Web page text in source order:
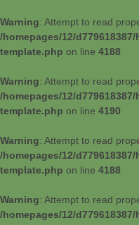
Warning: Attempt to read
/homepages/12/
template.php on line 4188
Warning: Attempt to read
/homepages/12/
template.php on line 4190
Warning: Attempt to read
/homepages/12/
template.php on line 4188
Warning: Attempt to read
/homepages/12/